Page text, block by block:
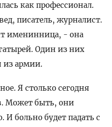
как профессионал.
писатель, журналист.
именинница, - она
Один из них
из армии.
Я столько сегодня
Может быть, они
больно будет падать с